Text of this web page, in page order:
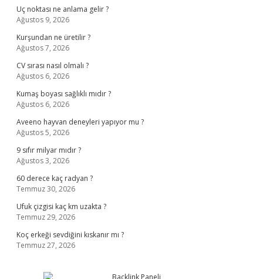
Uç noktası ne anlama gelir ?
Ağustos 9, 2026
Kurşundan ne üretilir ?
Ağustos 7, 2026
CV sırası nasıl olmalı ?
Ağustos 6, 2026
Kumaş boyası sağlıklı mıdır ?
Ağustos 6, 2026
Aveeno hayvan deneyleri yapıyor mu ?
Ağustos 5, 2026
9 sıfır milyar mıdır ?
Ağustos 3, 2026
60 derece kaç radyan ?
Temmuz 30, 2026
Ufuk çizgisi kaç km uzakta ?
Temmuz 29, 2026
Koç erkeği sevdiğini kıskanır mı ?
Temmuz 27, 2026